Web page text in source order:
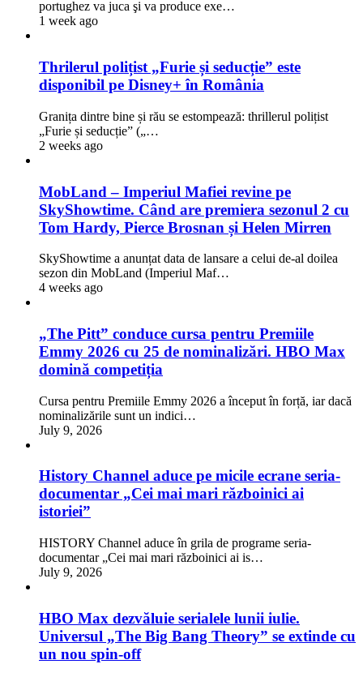
portughez va juca şi va produce exe…
1 week ago
Thrilerul polițist „Furie și seducție” este
disponibil pe Disney+ în România
Granița dintre bine și rău se estompează: thrillerul polițist
„Furie și seducție” („…
2 weeks ago
MobLand – Imperiul Mafiei revine pe
SkyShowtime. Când are premiera sezonul 2 cu
Tom Hardy, Pierce Brosnan și Helen Mirren
SkyShowtime a anunțat data de lansare a celui de-al doilea
sezon din MobLand (Imperiul Maf…
4 weeks ago
„The Pitt” conduce cursa pentru Premiile
Emmy 2026 cu 25 de nominalizări. HBO Max
domină competiția
Cursa pentru Premiile Emmy 2026 a început în forță, iar dacă
nominalizările sunt un indici…
July 9, 2026
History Channel aduce pe micile ecrane seria-
documentar „Cei mai mari războinici ai
istoriei”
HISTORY Channel aduce în grila de programe seria-
documentar „Cei mai mari războinici ai is…
July 9, 2026
HBO Max dezvăluie serialele lunii iulie.
Universul „The Big Bang Theory” se extinde cu
un nou spin-off